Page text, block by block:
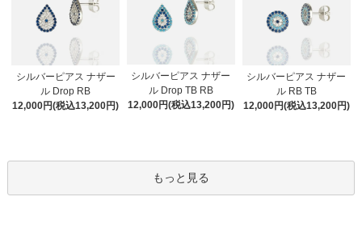
シルバーピアス ナザー
ル Drop RB
12,000円(税込13,200円)
シルバーピアス ナザー
ル Drop TB RB
12,000円(税込13,200円)
シルバーピアス ナザー
ル RB TB
12,000円(税込13,200円)
もっと見る